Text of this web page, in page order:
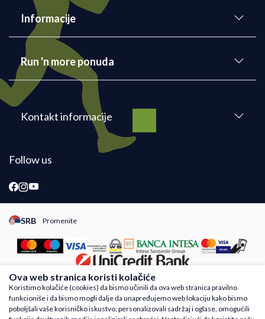
Informacije
Run 'n more ponuda
Kontakt informacije
Follow us
SRB Promenite
Promeni instancu sajta, posetite sajtove za druge zemlje
Nastojimo da budemo što precizniji u opisu proizvoda, prikazu slika i samih cena,
ali ne možemo garantovati da su sve informacije kompletne i bez grešaka. Svi
Ova web stranica koristi kolačiće
Koristimo kolačiće (cookies) da bismo učinili da ova web stranica pravilno
funkcioniše i da bismo mogli dalje da unapređujemo web lokaciju kako bismo
poboljšali vaše korisničko iskustvo, personalizovali sadržaj i oglase, omogućili